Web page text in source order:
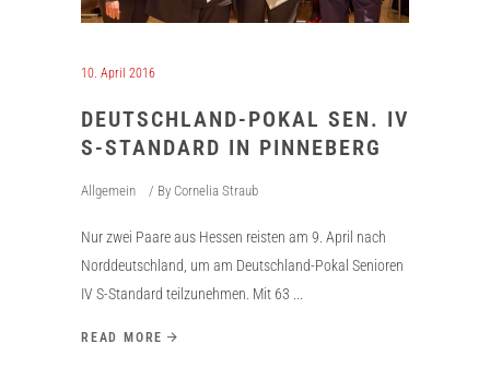
10. April 2016
DEUTSCHLAND-POKAL SEN. IV
S-STANDARD IN PINNEBERG
Allgemein By Cornelia Straub
Nur zwei Paare aus Hessen reisten am 9. April nach
Norddeutschland, um am Deutschland-Pokal Senioren
IV S-Standard teilzunehmen. Mit 63
READ MORE